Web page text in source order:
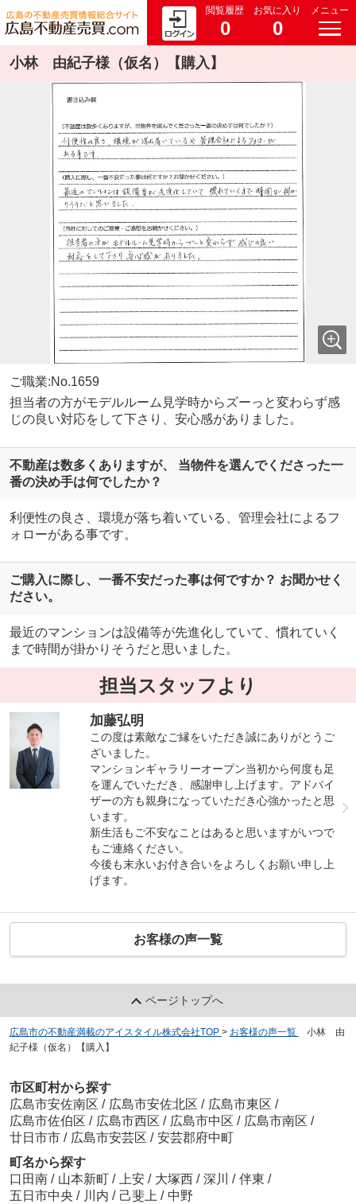
閲覧履歴
0
お気に入り
0
メニュー
小林 由紀子様（仮名）【購入】
ご職業:No.1659
担当者の方がモデルルーム見学時からズーっと変わらず感
じの良い対応をして下さり、安心感がありました。
不動産は数多くありますが、 当物件を選んでくださった一
番の決め手は何でしたか？
利便性の良さ、環境が落ち着いている、管理会社によるフ
ォローがある事です。
ご購入に際し、一番不安だった事は何ですか？ お聞かせく
ださい。
最近のマンションは設備等が先進化していて、慣れていく
まで時間が掛かりそうだと思いました。
担当スタッフより
加藤弘明
この度は素敵なご縁をいただき誠にありがとうご
ざいました。
マンションギャラリーオープン当初から何度も足
を運んでいただき、感謝申し上げます。アドバイ
ザーの方も親身になっていただき心強かったと思
います。
新生活もご不安なことはあると思いますがいつで
もご連絡ください。
今後も末永いお付き合いをよろしくお願い申し上
げます。
お客様の声一覧
ページトップへ
広島市の不動産満載のアイスタイル株式会社TOP > お客様の声一覧
小林 由
紀子様（仮名）【購入】
市区町村から探す
広島市安佐南区 / 広島市安佐北区 / 広島市東区 /
広島市佐伯区 / 広島市西区 / 広島市中区 / 広島市南区 /
廿日市市 / 広島市安芸区 / 安芸郡府中町
町名から探す
口田南 / 山本新町 / 上安 / 大塚西 / 深川 / 伴東 /
五日市中央 / 川内 / 己斐上 / 中野